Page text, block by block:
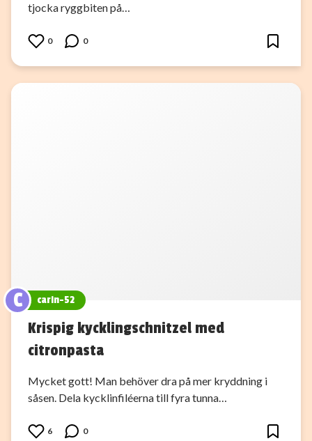
tjocka ryggbiten på…
0 0
C carin-52
Krispig kycklingschnitzel med
citronpasta
Mycket gott! Man behöver dra på mer kryddning i
såsen. Dela kycklinfiléerna till fyra tunna…
6 0